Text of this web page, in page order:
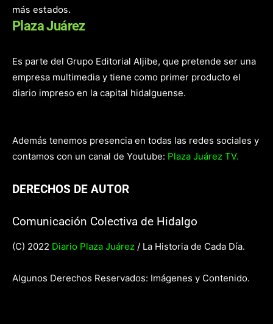
más estados.
Plaza Juárez
Es parte del Grupo Editorial Aljibe, que pretende ser una
empresa multimedia y tiene como primer producto el
diario impreso en la capital hidalguense.
Además tenemos presencia en todas las redes sociales y
contamos con un canal de Youtube: Plaza Juárez TV.
DERECHOS DE AUTOR
Comunicación Colectiva de Hidalgo
(C) 2022 Diario Plaza Juárez / La Historia de Cada Día.
Algunos Derechos Reservados: Imágenes y Contenido.